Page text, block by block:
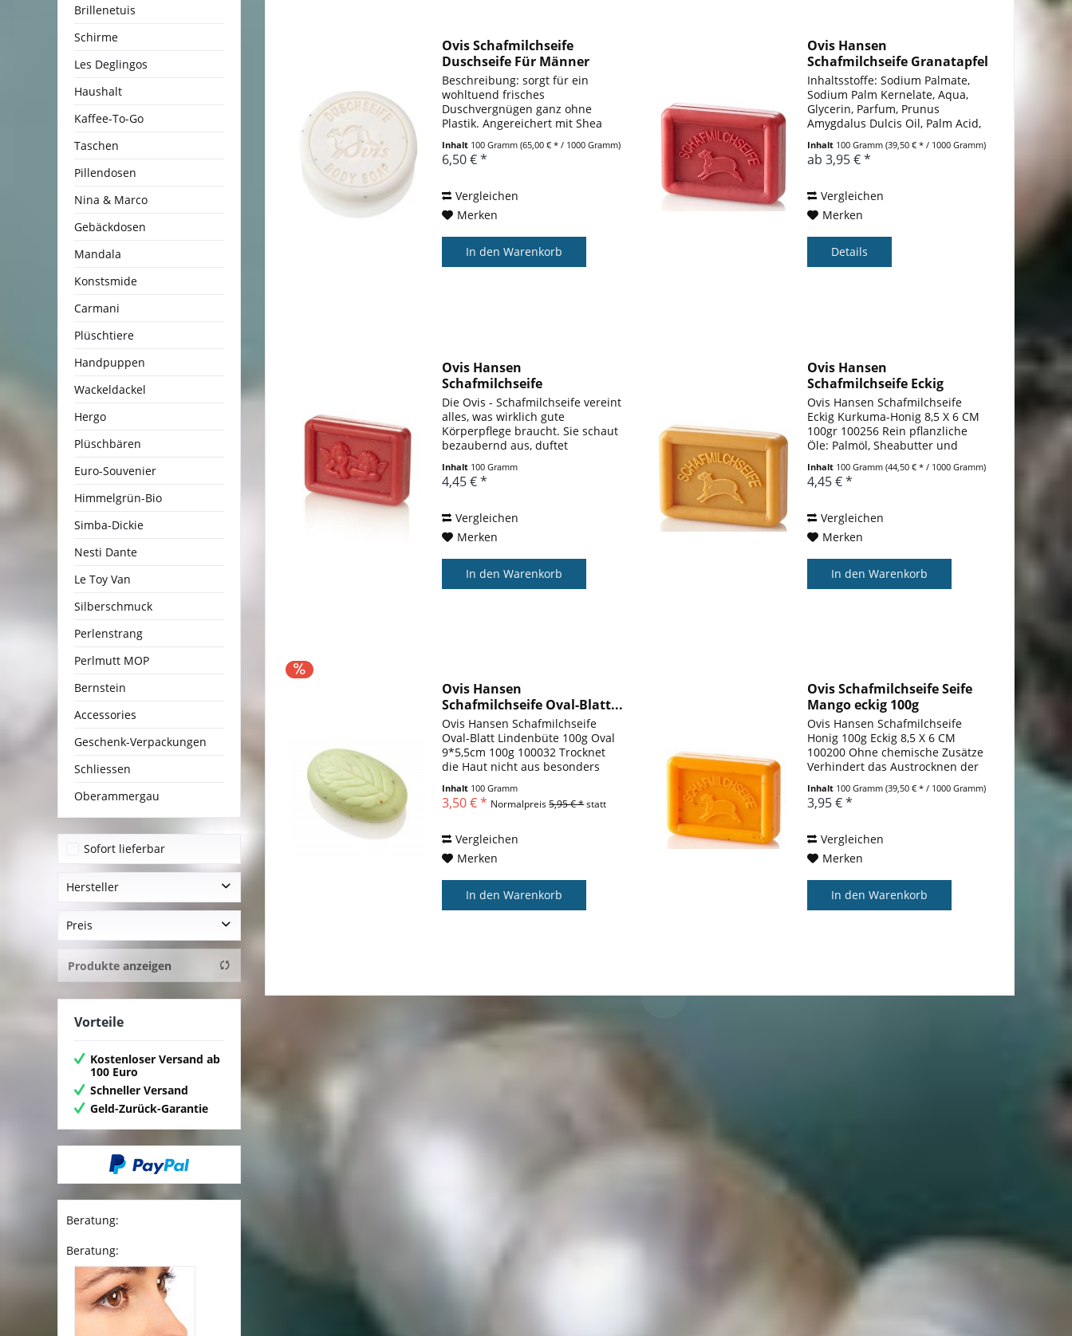
Brillenetuis
Schirme
Les Deglingos
Haushalt
Kaffee-To-Go
Taschen
Pillendosen
Nina & Marco
Gebäckdosen
Mandala
Konstsmide
Carmani
Plüschtiere
Handpuppen
Wackeldackel
Hergo
Plüschbären
Euro-Souvenier
Himmelgrün-Bio
Simba-Dickie
Nesti Dante
Le Toy Van
Silberschmuck
Perlenstrang
Perlmutt MOP
Bernstein
Accessories
Geschenk-Verpackungen
Schliessen
Oberammergau
Sofort lieferbar
Hersteller
HanSen Ovis GmbH
Puma
Preis
bis
Produkte anzeigen
Vorteile
Kostenloser Versand ab
100 Euro
Schneller Versand
Geld-Zurück-Garantie
Beratung:
Beratung:
Ovis Schafmilchseife
Duschseife Für Männer
100g...
Beschreibung: sorgt für ein
wohltuend frisches
Duschvergnügen ganz ohne
Plastik. Angereichert mit Shea
wertvollem Mandelöl verwöhnt
die OVIS Duschseife mit viel
langanhaltender Pflege.
Aufgrund...
Inhalt 100 Gramm(65,00 € * / 1000 Gramm)
6,50 € *
Vergleichen
Merken
In den Warenkorb
Ovis Hansen
Schafmilchseife Granatapfel
100g...
Inhaltsstoffe: Sodium Palmate,
Sodium Palm Kernelate, Aqua,
Glycerin, Parfum, Prunus
Amygdalus Dulcis Oil, Palm Acid,
Sodium Chloride, Sheep Milk,
Palm Kernel Acid, Prunus
Etidronic...
Inhalt 100 Gramm(39,50 € * / 1000 Gramm)
ab 3,95 € *
Vergleichen
Merken
Details
Ovis Hansen
Schafmilchseife
Winterorange 100g...
Die Ovis - Schafmilchseife vereint
alles, was wirklich gute
Körperpflege braucht. Sie schaut
bezaubernd aus, duftet
eine hervorragende Qualität.
Durch die hochwertigen
Kokosöl,...
Inhalt 100 Gramm
4,45 € *
Vergleichen
Merken
In den Warenkorb
Ovis Hansen
Schafmilchseife Eckig
Kurkuma-Honig...
Ovis Hansen Schafmilchseife
Eckig Kurkuma-Honig 8,5 X 6 CM
100gr 100256 Rein pflanzliche
Öle: Palmöl, Sheabutter und
Hautpflegend Inhaltsstoffe:
Sodium Palmate, Sodium Palm
Parfum, Palm...
Inhalt 100 Gramm(44,50 € * / 1000 Gramm)
4,45 € *
Vergleichen
Merken
In den Warenkorb
Ovis Hansen
Schafmilchseife Oval-Blatt...
Ovis Hansen Schafmilchseife
Oval-Blatt Lindenbüte 100g Oval
9*5,5cm 100g 100032 Trocknet
die Haut nicht aus besonders
Die Ovis - Schafmilchseife vereint
alles, was wirklich gute
Inhalt 100 Gramm
3,50 € * Normalpreis5,95 € *statt
Vergleichen
Merken
In den Warenkorb
Ovis Schafmilchseife Seife
Mango eckig 100g
Ovis Hansen Schafmilchseife
Honig 100g Eckig 8,5 X 6 CM
100200 Ohne chemische Zusätze
Verhindert das Austrocknen der
strapazierte Haut Größe 8,5 x 6
cm Die Ovis - Schafmilchseife
Inhalt 100 Gramm(39,50 € * / 1000 Gramm)
3,95 € *
Vergleichen
Merken
In den Warenkorb